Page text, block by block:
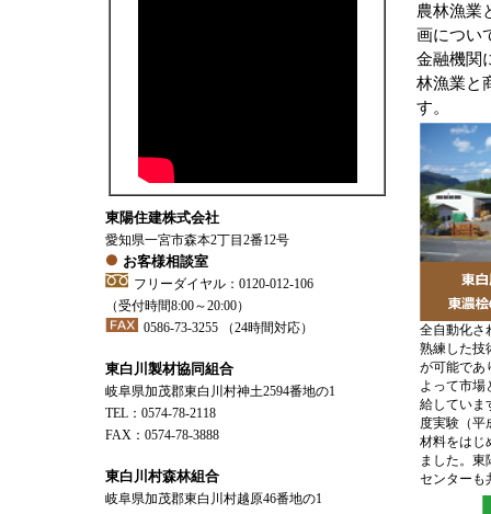
東陽住建株式会社
愛知県一宮市森本2丁目2番12号
お客様相談室
フリーダイヤル：0120-012-106
（受付時間8:00～20:00）
0586-73-3255 （24時間対応）
東白川製材協同組合
岐阜県加茂郡東白川村神土2594番地の1
TEL：0574-78-2118
FAX：0574-78-3888
東白川村森林組合
岐阜県加茂郡東白川村越原46番地の1
農林漁業
画につい
金融機関
林漁業と
す。
全自動化さ
熟練した技
が可能であ
よって市場
給していま
度実験（平
材料をはじ
ました。東
センターも